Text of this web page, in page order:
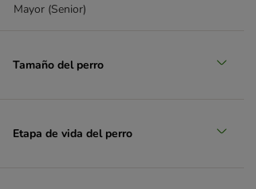
Mayor (Senior)
Tamaño del perro
Etapa de vida del perro